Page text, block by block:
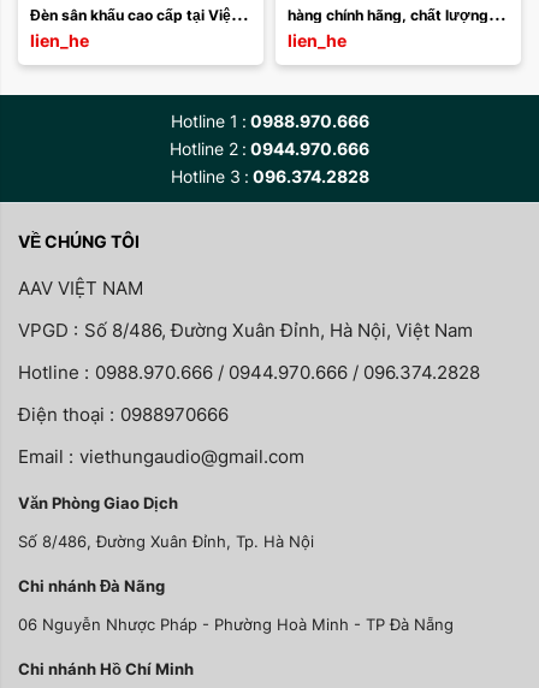
Đèn sân khấu cao cấp tại Việt
Hưng
lien_he
hàng chính hãng, chất lượng
cao, giá tốt
lien_he
Hotline 1
0988.970.666
Hotline 2 0944.970.666
Hotline 3
096.374.2828
VỀ CHÚNG TÔI
AAV VIỆT NAM
VPGD : Số 8/486, Đường Xuân Đỉnh, Hà Nội, Việt Nam
Hotline : 0988.970.666 / 0944.970.666 / 096.374.2828
Điện thoại : 0988970666
Email : viethungaudio@gmail.com
Văn Phòng Giao Dịch
Số 8/486, Đường Xuân Đỉnh, Tp. Hà Nội
Chi nhánh Đà Nãng
06 Nguyễn Nhược Pháp - Phường Hoà Minh - TP Đà Nẵng
Chi nhánh Hồ Chí Minh